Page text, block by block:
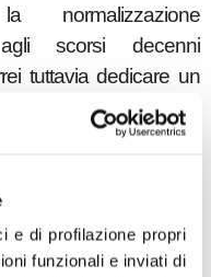
e di profilazione propri
funzionali e inviati di
normalizzazione
agli scorsi decenni
tuttavia dedicare un
che si vedono
ideologico sulla
all’autodidattismo,
di presunte identità
la presunta